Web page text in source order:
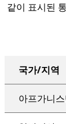
같이 표시된
국가/지역
아프가니